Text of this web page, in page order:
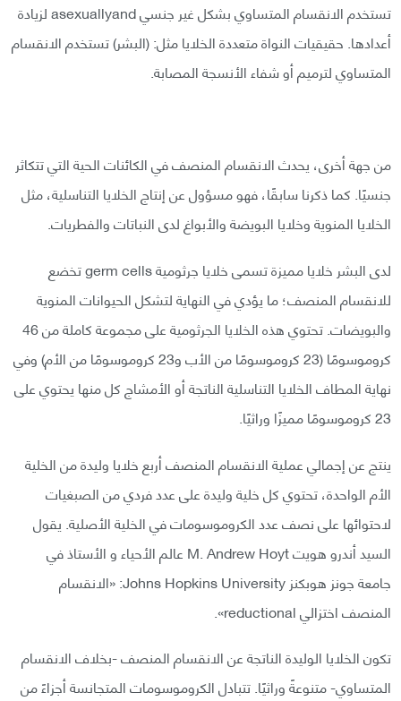
تستخدم الانقسام المتساوي بشكل غير جنسي asexuallyand لزيادة
أعدادها. حقيقيات النواة متعددة الخلايا مثل: (البشر) تستخدم الانقسام
المتساوي لترميم أو شفاء الأنسجة المصابة.
من جهة أخرى، يحدث الانقسام المنصف في الكائنات الحية التي تتكاثر
جنسيًا. كما ذكرنا سابقًا، فهو مسؤول عن إنتاج الخلايا التناسلية، مثل
الخلايا المنوية وخلايا البويضة والأبواغ لدى النباتات والفطريات.
لدى البشر خلايا مميزة تسمى خلايا جرثومية germ cells تخضع
للانقسام المنصف؛ ما يؤدي في النهاية لتشكل الحيوانات المنوية
والبويضات. تحتوي هذه الخلايا الجرثومية على مجموعة كاملة من 46
كروموسومًا (23 كروموسومًا من الأب و23 كروموسومًا من الأم) وفي
نهاية المطاف الخلايا التناسلية الناتجة أو الأمشاج كل منها يحتوي على
23 كروموسومًا مميزًا وراثيًا.
ينتج عن إجمالي عملية الانقسام المنصف أربع خلايا وليدة من الخلية
الأم الواحدة، تحتوي كل خلية وليدة على عدد فردي من الصبغيات
لاحتوائها على نصف عدد الكروموسومات في الخلية الأصلية. يقول
السيد أندرو هويت M. Andrew Hoyt عالم الأحياء و الأستاذ في
جامعة جونز هوبكنز Johns Hopkins University: «الانقسام
المنصف اختزالي reductional».
تكون الخلايا الوليدة الناتجة عن الانقسام المنصف -بخلاف الانقسام
المتساوي- متنوعةً وراثيًا. تتبادل الكروموسومات المتجانسة أجزاءً من